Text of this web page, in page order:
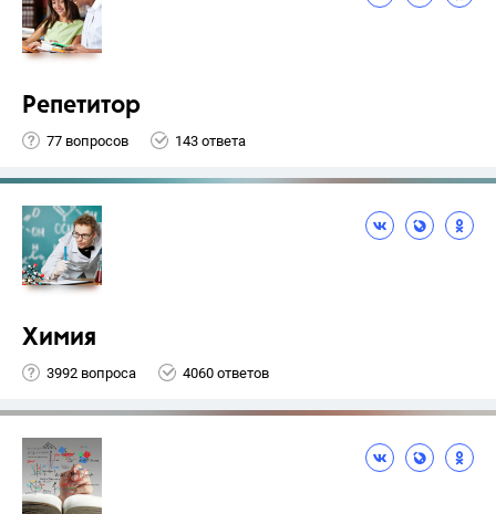
Репетитор
77 вопросов 143 ответа
Химия
3992 вопроса 4060 ответов